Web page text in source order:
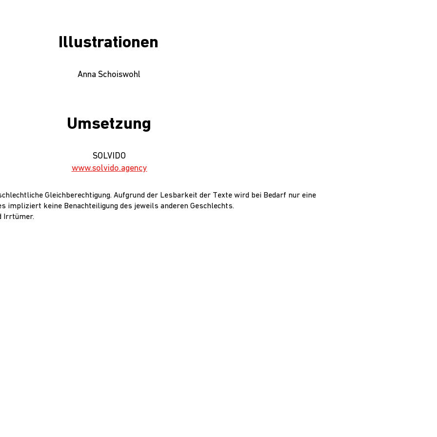
Illustrationen
Anna Schoiswohl
Umsetzung
SOLVIDO
www.solvido.agency
Gleichberechtigung. Aufgrund der Lesbarkeit der Texte wird bei Bedarf nur eine
impliziert keine Benachteiligung des jeweils anderen Geschlechts.
Irrtümer.